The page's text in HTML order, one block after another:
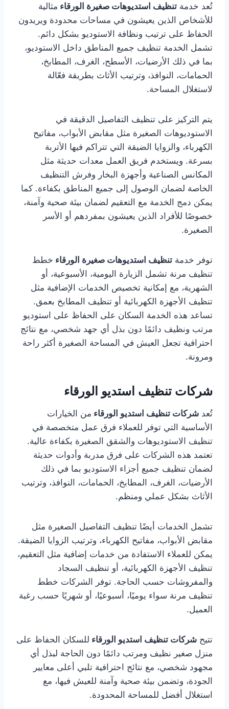
تُعد خدمة تنظيف استديوهات صغيرة الورقاء مثالية
للأشخاص الذين يعيشون في مساحات محدودة ويريدون
الحفاظ على ترتيب ونظافة الاستوديو بشكل دائم.
تشمل الخدمة تنظيف جميع المناطق داخل الاستوديو،
بما في ذلك الأرضيات، الأسطح، الغرف، المطابخ،
الحمامات، النوافذ، وترتيب الأثاث بطريقة فعّالة
لاستغلال المساحة.
يتم التركيز على تنظيف التفاصيل الدقيقة في
الاستوديوهات الصغيرة مثل مقابض الأبواب، مفاتيح
الكهرباء، والزوايا الضيقة التي تتراكم فيها الأتربة
بسرعة. ويستخدم فريق العمل معدات حديثة مثل
المكانس الصناعية وأجهزة البخار وفرش التنظيف
الخاصة لضمان الوصول إلى جميع المناطق بكفاءة. كما
يمكن دمج الخدمة مع التعقيم لضمان بيئة صحية وآمنة،
خصوصًا للأفراد الذين يعيشون بمفردهم أو الأسر
الصغيرة.
توفر خدمة تنظيف استديوهات صغيرة الورقاء خطط
تنظيف مرنة تشمل الزيارة اليومية، الأسبوعية، أو
الشهرية، مع إمكانية تخصيص الخدمات الإضافية مثل
تنظيف الأجهزة الكهربائية أو تنظيف المطابخ بعمق.
تساعد هذه الخدمة السكان على الحفاظ على استوديو
مرتب ونظيف دائمًا دون بذل أي جهد شخصي، مع نتائج
احترافية تجعل العيش في المساحة الصغيرة أكثر راحة
ومرونة.
شركات تنظيف استديو الورقاء
تُعد شركات تنظيف استديو الورقاء من الخيارات
الأساسية التي توفر للعملاء فرق عمل متخصصة في
تنظيف الاستوديوهات والشقق الصغيرة بكفاءة عالية.
تعتمد هذه الشركات على فرق مدربة وأدوات حديثة
لضمان تنظيف جميع أجزاء الاستوديو بما في ذلك
الأرضيات، الغرف، المطابخ، الحمامات، النوافذ، وترتيب
الأثاث بشكل عملي ومنظم.
تشمل الخدمات أيضًا تنظيف التفاصيل الصغيرة مثل
مقابض الأبواب، مفاتيح الكهرباء، وترتيب الزوايا الضيقة.
يمكن للعملاء الاستفادة من خدمات إضافية مثل التعقيم،
تنظيف الأجهزة الكهربائية، أو تنظيف السجاد
والمفروشات حسب الحاجة. توفر الشركات خطط
تنظيف مرنة سواء يوميًا، أسبوعيًا، أو شهريًا حسب رغبة
العميل.
تتيح شركات تنظيف استديو الورقاء للسكان الحفاظ على
منزل صغير نظيف ومرتب دائمًا دون الحاجة لبذل أي
مجهود شخصي، مع نتائج احترافية تلبي أعلى معايير
الجودة، وتضمن بيئة صحية وآمنة للعيش فيها، مع
استغلال أفضل للمساحة المحدودة.